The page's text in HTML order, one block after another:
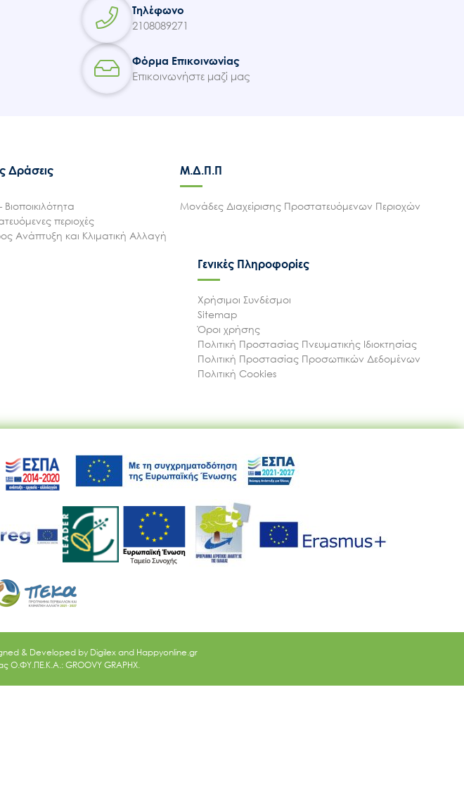
μας
Τηλέφωνο
2108089271
Φόρμα Επικοινωνίας
Επικοινωνήστε μαζί μας
Δράσεις
περιοχές
Ανάπτυξη και Κλιματική Αλλαγή
Μ.Δ.Π.Π
Μονάδες Διαχείρισης Προστατευόμενων Περιοχών
Γενικές Πληροφορίες
Χρήσιμοι Συνδέσμοι
Sitemap
Όροι χρήσης
Πολιτική Προστασίας Πνευματικής Ιδιοκτησίας
Πολιτική Προστασίας Προσωπικών Δεδομένων
Πολιτική Cookies
& Developed by Digilex and Happyonline.gr
Ο.ΦΥ.ΠΕ.Κ.Α.: GROOVY GRAPHX.